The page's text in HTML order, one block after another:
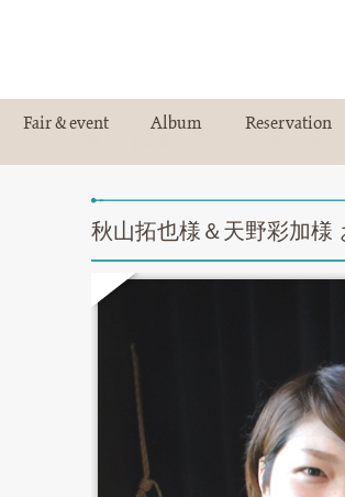
Fair & event Album Reservation
秋山拓也様＆天野彩加様